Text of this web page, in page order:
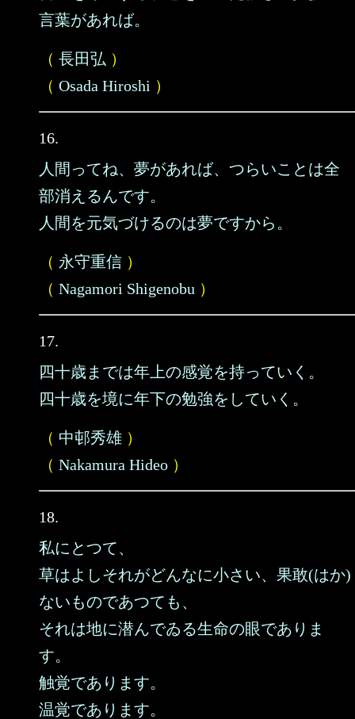
言葉があれば。
（ 長田弘 ）
（ Osada Hiroshi ）
16.
人間ってね、夢があれば、つらいことは全
部消えるんです。
人間を元気づけるのは夢ですから。
（ 永守重信 ）
（ Nagamori Shigenobu ）
17.
四十歳までは年上の感覚を持っていく。
四十歳を境に年下の勉強をしていく。
（ 中邨秀雄 ）
（ Nakamura Hideo ）
18.
私にとつて、
草はよしそれがどんなに小さい、果敢(はか)
ないものであつても、
それは地に潜んでゐる生命の眼でありま
す。
触覚であります。
温覚であります。